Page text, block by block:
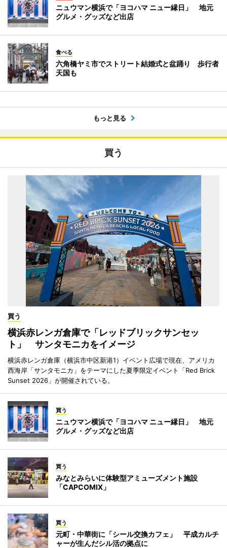
ニュウマン横浜で「ヨコハマ ニュー縁日」 地元
グルメ・グッズなど出店
食べる
六角橋ヤミ市でストリート結婚式と盆踊り 歩行者
天国も
もっと見る
買う
買う
横浜赤レンガ倉庫で「レッドブリックサンセッ
ト」 サンタモニカをイメージ
横浜赤レンガ倉庫（横浜市中区新港1）イベント広場で現在、アメリカ
西海岸「サンタモニカ」をテーマにした夏季限定イベント「Red Brick
Sunset 2026」が開催されている。
買う
ニュウマン横浜で「ヨコハマ ニュー縁日」 地元
グルメ・グッズなど出店
買う
みなとみらいに体験型アミューズメント施設
「CAPCOMIX」
買う
元町・中華街に「シール交換カフェ」 平成カルチ
ャーが生んだシル活の拠点に